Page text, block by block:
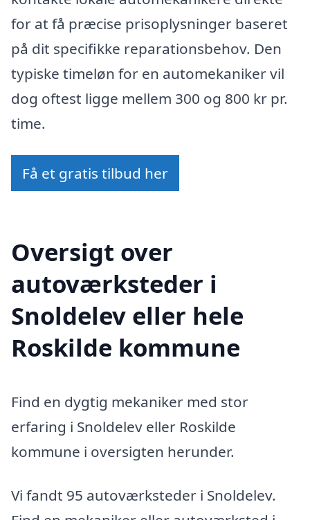
for at få præcise prisoplysninger baseret
på dit specifikke reparationsbehov. Den
typiske timeløn for en automekaniker vil
dog oftest ligge mellem 300 og 800 kr pr.
time.
Få et gratis tilbud her
Oversigt over
autoværksteder i
Snoldelev eller hele
Roskilde kommune
Find en dygtig mekaniker med stor
erfaring i Snoldelev eller Roskilde
kommune i oversigten herunder.
Vi fandt 95 autoværksteder i Snoldelev.